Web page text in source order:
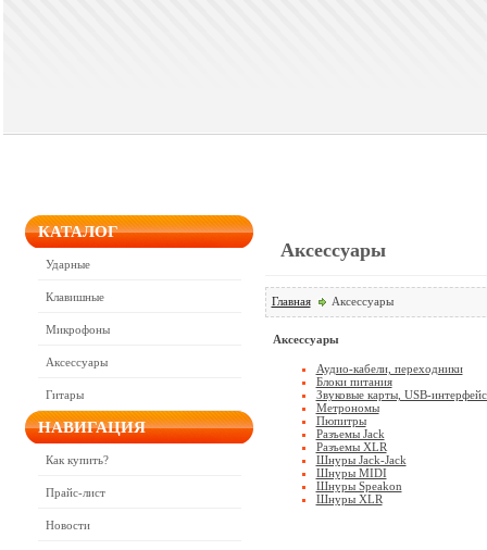
КАТАЛОГ
Ударные
Клавишные
Микрофоны
Аксессуары
Гитары
НАВИГАЦИЯ
Как купить?
Прайс-лист
Новости
Аксессуары
Главная Аксессуары
Аксессуары
Аудио-кабели, переходники
Блоки питания
Звуковые карты, USB-
Метрономы
Пюпитры
Разъемы Jack
Разъемы XLR
Шнуры Jack-Jack
Шнуры MIDI
Шнуры Speakon
Шнуры XLR